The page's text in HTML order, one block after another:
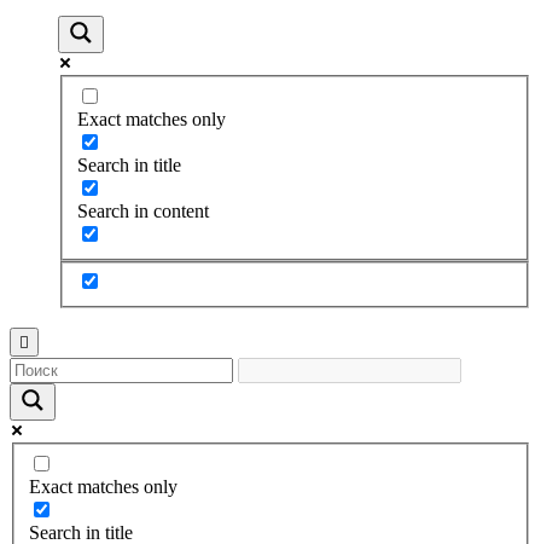
Exact matches only
Search in title
Search in content
Exact matches only
Search in title